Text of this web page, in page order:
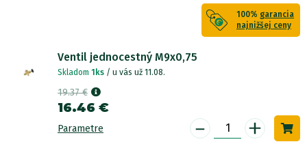
100% garancia
najnižšej ceny
Ventil jednocestný M9x0,75
Skladom 1ks / u vás už 11.08.
19.37 €
16.46 €
Parametre - +